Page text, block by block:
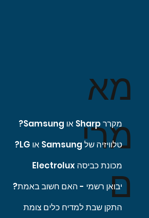
מא
מרי
ם
מקרר Sharp או Samsung?
טלוויזיה של Samsung או LG?
מכונת כביסה Electrolux
יבואן רשמי - האם חשוב באמת?
התקן שבת למדיח כלים צומת